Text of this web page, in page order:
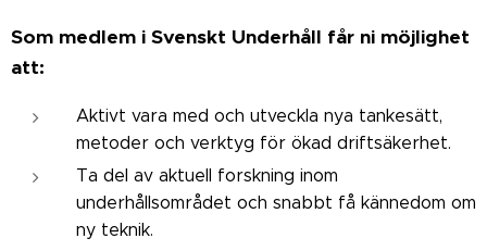
Som medlem i Svenskt Underhåll får ni möjlighet
att:
Aktivt vara med och utveckla nya tankesätt,
metoder och verktyg för ökad driftsäkerhet.
Ta del av aktuell forskning inom
underhållsområdet och snabbt få kännedom om
ny teknik.